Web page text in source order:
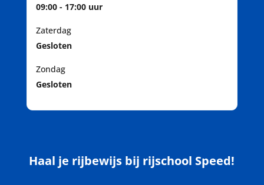
09:00 - 17:00 uur
Zaterdag
Gesloten
Zondag
Gesloten
Haal je rijbewijs bij rijschool Speed!